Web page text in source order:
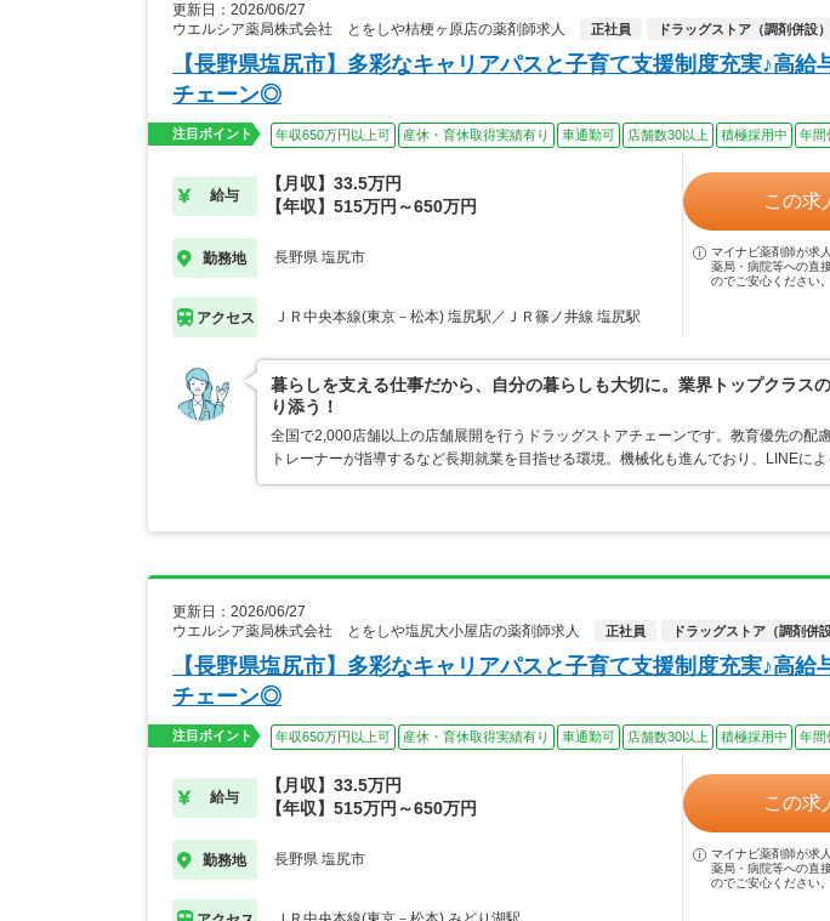
更新日：2026/06/27
ウエルシア薬局株式会社 とをしや桔梗ヶ原店の薬剤師求人
正社員 ドラッグストア（調剤併設）
【長野県塩尻市】多彩なキャリアパスと子育て支援制度充実♪高給
チェーン◎
注目ポイント 年収650万円以上可 産休・育休取得実績有り 車通勤可 店舗数30以上 積極採用中 年間
給与
【月収】33.5万円
【年収】515万円～650万円
勤務地 長野県 塩尻市
アクセス ＪＲ中央本線(東京－松本) 塩尻駅／ＪＲ篠ノ井線 塩尻駅
この求
マイナビ薬剤師が求
薬局・病院等への直
のでご安心ください。
暮らしを支える仕事だから、自分の暮らしも大切に。業界トップクラス
り添う！
全国で2,000店舗以上の店舗展開を行うドラッグストアチェーンです。教育優先の配
トレーナーが指導するなど長期就業を目指せる環境。機械化も進んでおり、LINEに
更新日：2026/06/27
ウエルシア薬局株式会社 とをしや塩尻大小屋店の薬剤師求人
正社員 ドラッグストア（調剤併設
【長野県塩尻市】多彩なキャリアパスと子育て支援制度充実♪高給
チェーン◎
注目ポイント 年収650万円以上可 産休・育休取得実績有り 車通勤可 店舗数30以上 積極採用中 年間
給与
【月収】33.5万円
【年収】515万円～650万円
勤務地 長野県 塩尻市
この求
マイナビ薬剤師が求
薬局・病院等への直
のでご安心ください。